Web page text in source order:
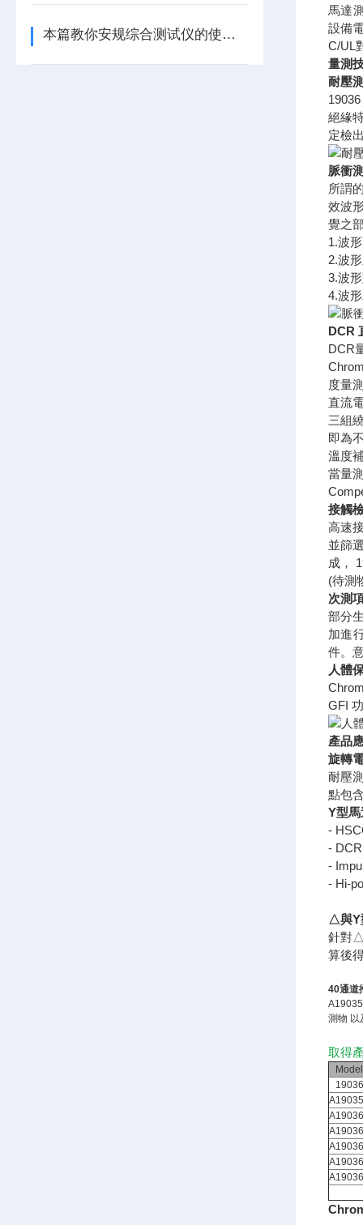
本篇教你安规综合测试仪的使用注意事项
馬達
設備
C/UL
量測
耐壓
絕緣
定檢
脈衝
所謂
效波
覺之
1.波
2.波
3.波
4.波
DCR
DCR
度量
直流
三組
即為
溫度
當量
接觸
高速
並篩
成，
(待測
次測
部分
加進
件。
人體
GFI
產品
旋轉
耐壓
點包
Y型
-
-
-
- Hi-
△與Y
針對△
算後
40通道
測物 以
取得
Model
19036